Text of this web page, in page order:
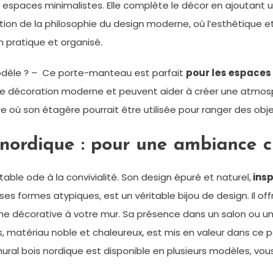
minimalistes. Elle complète le décor en ajoutant
de la philosophie du design moderne, où
pratique et organisé.
? – Ce porte-manteau est parfait pour les
décoration moderne et peuvent aider à créer une
où son étagère pourrait être utilisée pour ranger des
: pour une ambiance
ode à la convivialité. Son design épuré et naturel,
formes atypiques, est un véritable bijou de design. Il
à votre mur. Sa présence dans un salon ou
matériau noble et chaleureux, est mis en valeur dans
bois nordique est disponible en plusieurs modèles,